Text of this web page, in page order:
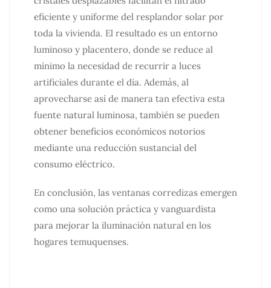
eficiente y uniforme del resplandor solar por
toda la vivienda. El resultado es un entorno
luminoso y placentero, donde se reduce al
mínimo la necesidad de recurrir a luces
artificiales durante el día. Además, al
aprovecharse así de manera tan efectiva esta
fuente natural luminosa, también se pueden
obtener beneficios económicos notorios
mediante una reducción sustancial del
consumo eléctrico.
En conclusión, las ventanas corredizas emergen
como una solución práctica y vanguardista
para mejorar la iluminación natural en los
hogares temuquenses.